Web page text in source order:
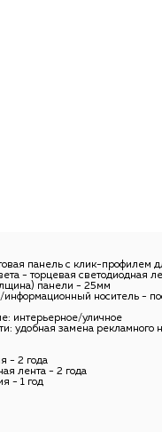
панель с клик-
- торцевая светодиодная
панели - 25мм
носитель -
интерьерное/уличное
удобная замена рекламного
- 2 года
лента - 2 года
- 1 год